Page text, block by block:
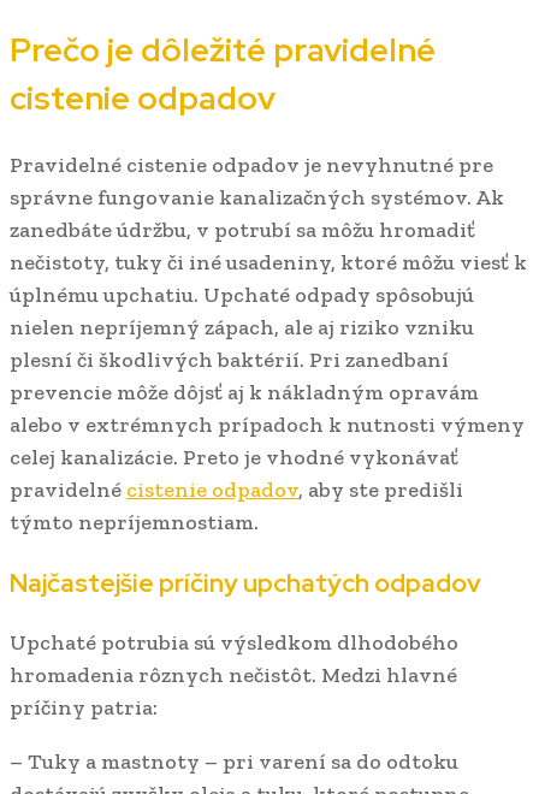
Prečo je dôležité pravidelné
cistenie odpadov
Pravidelné cistenie odpadov je nevyhnutné pre
správne fungovanie kanalizačných systémov. Ak
zanedbáte údržbu, v potrubí sa môžu hromadiť
nečistoty, tuky či iné usadeniny, ktoré môžu viesť k
úplnému upchatiu. Upchaté odpady spôsobujú
nielen nepríjemný zápach, ale aj riziko vzniku
plesní či škodlivých baktérií. Pri zanedbaní
prevencie môže dôjsť aj k nákladným opravám
alebo v extrémnych prípadoch k nutnosti výmeny
celej kanalizácie. Preto je vhodné vykonávať
pravidelné cistenie odpadov, aby ste predišli
týmto nepríjemnostiam.
Najčastejšie príčiny upchatých odpadov
Upchaté potrubia sú výsledkom dlhodobého
hromadenia rôznych nečistôt. Medzi hlavné
príčiny patria:
– Tuky a mastnoty – pri varení sa do odtoku